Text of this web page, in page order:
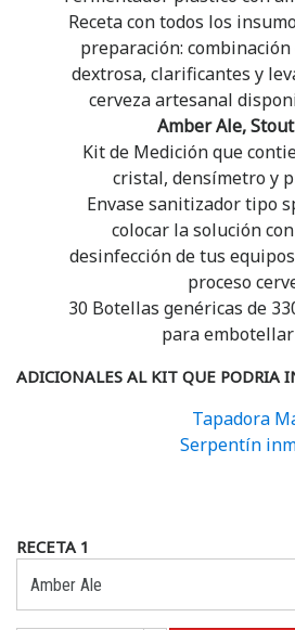
Receta con todos los
preparación:
dextrosa, clarificantes y
cerveza artesanal
Amber Ale,
Kit de Medición que
cristal, densímetro y
Envase sanitizador tipo
colocar la solución
desinfección de tus
proceso
30 Botellas genéricas de
para
ADICIONALES AL KIT QUE PODRIA
Tapadora
Serpentín
RECETA 1